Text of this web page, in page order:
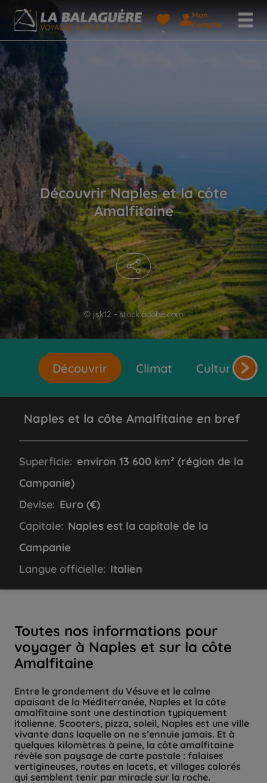
Mon
Compte
© jsk12 - stock.adobe.com
Découvrir Naples et la côte
Amalfitaine
Découvrir Climat Cultures et
Toutes nos informations pour
voyager à Naples et sur la côte
Amalfitaine
Entre le grondement du Vésuve et le calme
apaisant de la Méditerranée, Naples et la côte
amalfitaine sont une destination typiquement
italienne. Scooters, pizza, soleil, Naples est une ville
vivante dans laquelle on ne s’ennuie jamais. Et à
quelques kilomètres à peine, la côte amalfitaine
révèle son paysage de carte postale : falaises
vertigineuses, routes en lacets, et villages colorés
qui semblent tenir par miracle sur la roche.
Naples et la côte Amalfitaine en bref
Superficie: environ 13 600 km² (région de la
Campanie)
Devise: Euro (€)
Capitale: Naples est la capitale de la
Campanie
Langue officielle: Italien